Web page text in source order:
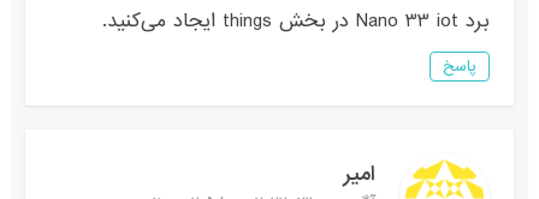
برد Nano 33 iot در بخش things ایجاد می‌کنید.
پاسخ
امیر